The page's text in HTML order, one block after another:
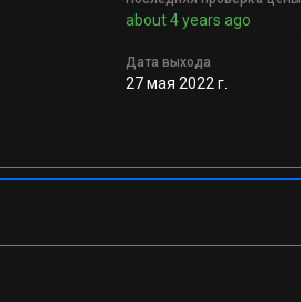
about 4 years ago
Дата выхода
27 мая 2022 г.